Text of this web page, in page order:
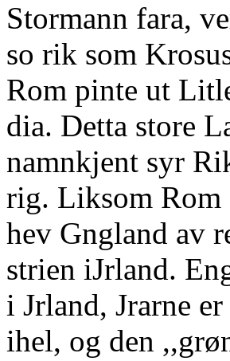
Stormann fara,
so rik som
Rom pinte ut
dia. Detta store
namnkjent syr
rig. Liksom Rom
hev Gngland av
strien iJrland.
i Jrland, Jrarne
ihel, og den